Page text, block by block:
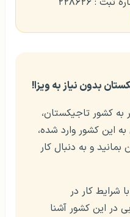
بدون نیاز به ویزا!
به کشور تاجیکستان،
این کشور وارد شده،
و به دنبال کار
شرایط کار در
در این کشور آشنا